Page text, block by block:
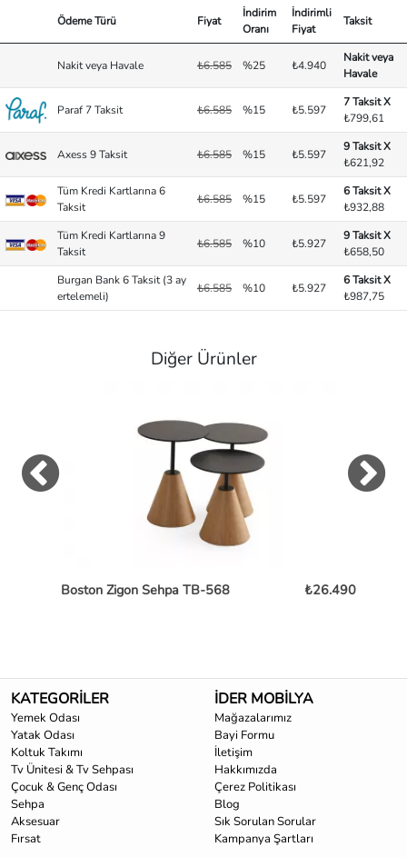
Ödeme Türü Fiyat
İndirim
Oranı
İndirimli
Fiyat
Taksit
Nakit veya Havale ₺6.585 %25 ₺4.940
Nakit veya
Havale
Paraf 7 Taksit ₺6.585 %15 ₺5.597
7 Taksit X
₺799,61
Axess 9 Taksit ₺6.585 %15 ₺5.597
9 Taksit X
₺621,92
Tüm Kredi Kartlarına 6
Taksit
₺6.585 %15 ₺5.597
6 Taksit X
₺932,88
Tüm Kredi Kartlarına 9
Taksit
₺6.585 %10 ₺5.927
9 Taksit X
₺658,50
Burgan Bank 6 Taksit (3 ay
ertelemeli)
₺6.585 %10 ₺5.927
6 Taksit X
₺987,75
Diğer Ürünler
Boston Zigon Sehpa TB-568 ₺26.490
KATEGORİLER
Yemek Odası
Yatak Odası
Koltuk Takımı
Tv Ünitesi & Tv Sehpası
Çocuk & Genç Odası
Sehpa
Aksesuar
Fırsat
İDER MOBİLYA
Mağazalarımız
Bayi Formu
İletişim
Hakkımızda
Çerez Politikası
Blog
Sık Sorulan Sorular
Kampanya Şartları